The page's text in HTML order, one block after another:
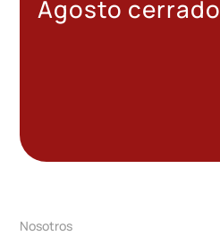
Agosto cerrado
Nosotros